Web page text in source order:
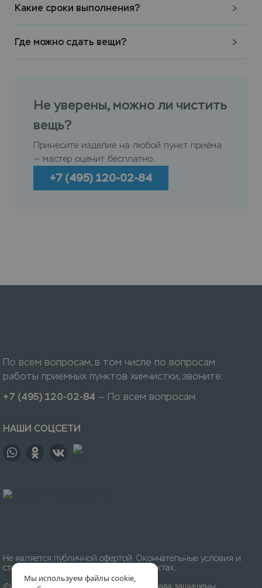
Какие сроки выполнения?
Где можно сдать вещи?
Не уверены, можно ли чистить
вещь?
Принесите изделие на любой пункт приёма
— мастер оценит бесплатно.
+7 (495) 120-02-84
Мы используем файлы cookie,
По всем вопросам, в том числе по вопросам
работы приемных пунктов химчистки, звоните:
+7 (495) 120-02-84 — По всем вопросам
НАШИ СОЦСЕТИ
Не является публичной офертой. Окончательные условия и
стоимость уточняйте на приёмных пунктах.